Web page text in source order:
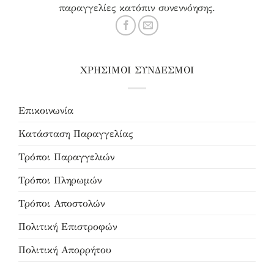
παραγγελίες κατόπιν συνεννόησης.
ΧΡΗΣΙΜΟΙ ΣΥΝΔΕΣΜΟΙ
Επικοινωνία
Κατάσταση Παραγγελίας
Τρόποι Παραγγελιών
Τρόποι Πληρωμών
Τρόποι Αποστολών
Πολιτική Επιστροφών
Πολιτική Απορρήτου